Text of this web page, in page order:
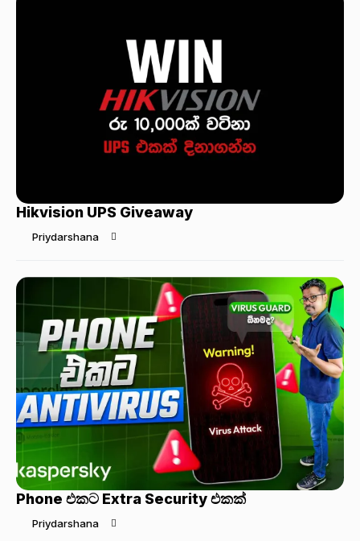
Hikvision UPS Giveaway
Priydarshana
Phone එකට Extra Security එකක්
Priydarshana